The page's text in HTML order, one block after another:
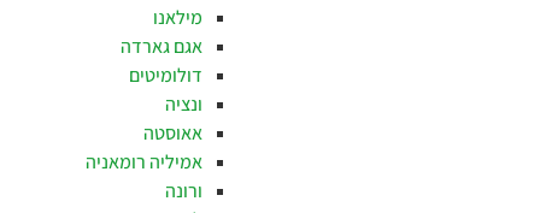
מילאנו
אגם גארדה
דולומיטים
ונציה
אאוסטה
אמיליה רומאניה
ורונה